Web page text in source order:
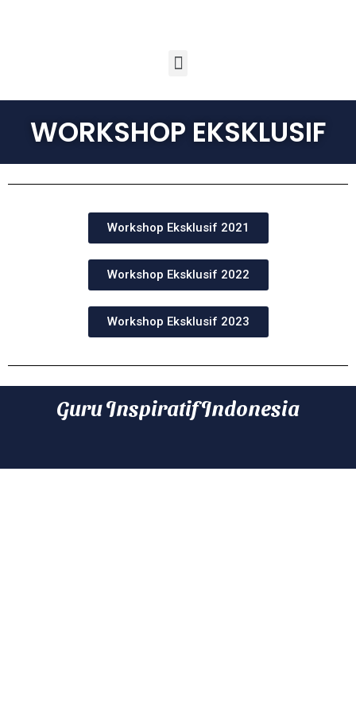
WORKSHOP EKSKLUSIF
Workshop Eksklusif 2021
Workshop Eksklusif 2022
Workshop Eksklusif 2023
Guru Inspiratif Indonesia